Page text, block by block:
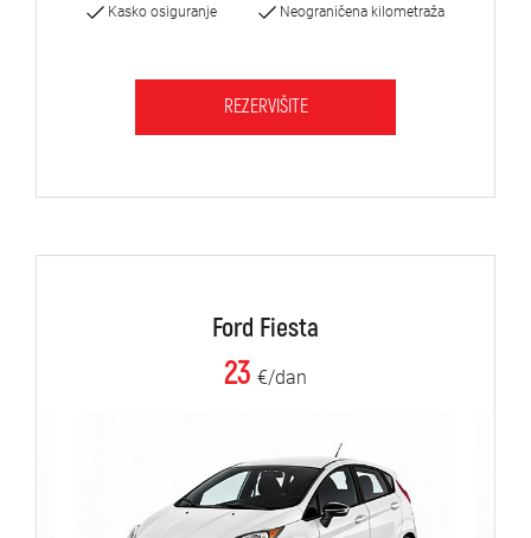
Kasko osiguranje
Neograničena kilometraža
REZERVIŠITE
Ford Fiesta
23 €/dan